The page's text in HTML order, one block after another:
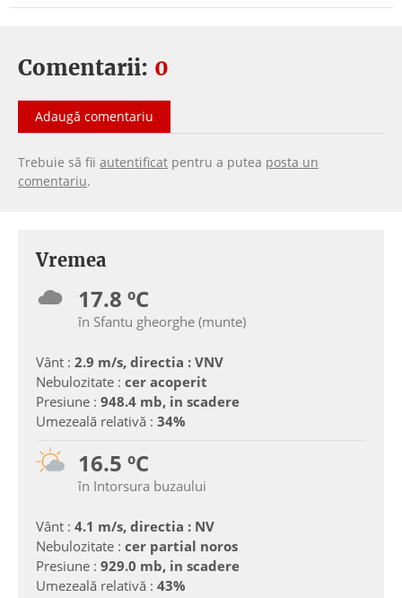
Comentarii: 0
Adaugă comentariu
Trebuie să fii autentificat pentru a putea posta un
comentariu.
Vremea
17.8 ºC
în Sfantu gheorghe (munte)
Vânt : 2.9 m/s, directia : VNV
Nebulozitate : cer acoperit
Presiune : 948.4 mb, in scadere
Umezeală relativă : 34%
16.5 ºC
în Intorsura buzaului
Vânt : 4.1 m/s, directia : NV
Nebulozitate : cer partial noros
Presiune : 929.0 mb, in scadere
Umezeală relativă : 43%